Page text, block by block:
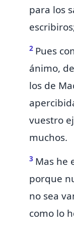
para los
2 Pues
ánimo,
los de
vuestro
muchos.
3 Mas he
porque
no sea
como lo